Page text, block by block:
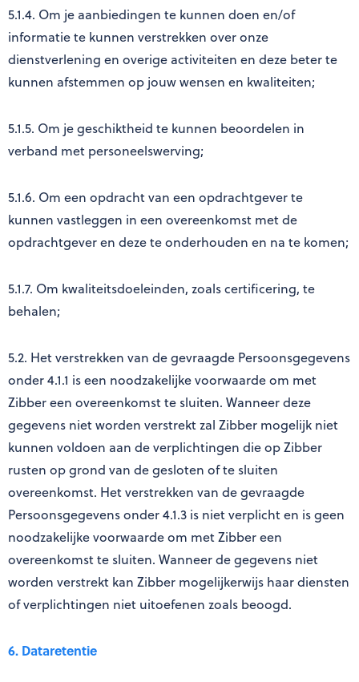
5.1.4. Om je aanbiedingen te kunnen doen en/of
informatie te kunnen verstrekken over onze
dienstverlening en overige activiteiten en deze beter te
kunnen afstemmen op jouw wensen en kwaliteiten;
5.1.5. Om je geschiktheid te kunnen beoordelen in
verband met personeelswerving;
5.1.6. Om een opdracht van een opdrachtgever te
kunnen vastleggen in een overeenkomst met de
opdrachtgever en deze te onderhouden en na te komen;
5.1.7. Om kwaliteitsdoeleinden, zoals certificering, te
behalen;
5.2. Het verstrekken van de gevraagde Persoonsgegevens
onder 4.1.1 is een noodzakelijke voorwaarde om met
Zibber een overeenkomst te sluiten. Wanneer deze
gegevens niet worden verstrekt zal Zibber mogelijk niet
kunnen voldoen aan de verplichtingen die op Zibber
rusten op grond van de gesloten of te sluiten
overeenkomst. Het verstrekken van de gevraagde
Persoonsgegevens onder 4.1.3 is niet verplicht en is geen
noodzakelijke voorwaarde om met Zibber een
overeenkomst te sluiten. Wanneer de gegevens niet
worden verstrekt kan Zibber mogelijkerwijs haar diensten
of verplichtingen niet uitoefenen zoals beoogd.
6. Dataretentie